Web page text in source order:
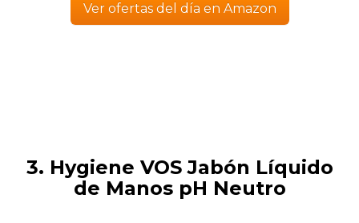
Ver ofertas del día en Amazon
3. Hygiene VOS Jabón Líquido
de Manos pH Neutro